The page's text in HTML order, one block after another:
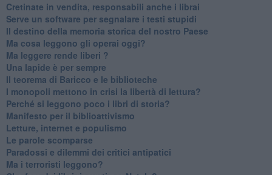
Cretinate in vendita, responsabili anche i librai
Serve un software per segnalare i testi stupidi
​Il destino della memoria storica del nostro Paese
Ma cosa leggono gli operai oggi?
Ma leggere rende liberi ?
​Una lapide è per sempre
Il teorema di Baricco e le biblioteche
I monopoli mettono in crisi la libertà di lettura?
​Perché si leggono poco i libri di storia?
​Manifesto per il biblioattivismo
Letture, internet e populismo
​Le parole scomparse
​Paradossi e dilemmi dei critici antipatici
Ma i terroristi leggono?